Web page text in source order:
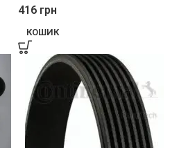
416 грн
КОШИК